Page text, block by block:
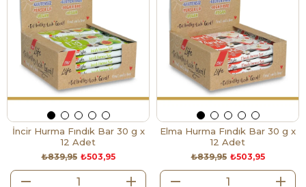
İncir Hurma Fındık Bar 30 g x
12 Adet
₺503,95
₺839,95
Elma Hurma Fındık Bar 30 g x
12 Adet
₺503,95
₺839,95